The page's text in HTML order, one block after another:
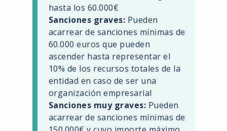
hasta los 60.000€
Sanciones graves: Pueden
acarrear de sanciones mínimas de
60.000 euros que pueden
ascender hasta representar el
10% de los recursos totales de la
entidad en caso de ser una
organización empresarial
Sanciones muy graves: Pueden
acarrear de sanciones mínimas de